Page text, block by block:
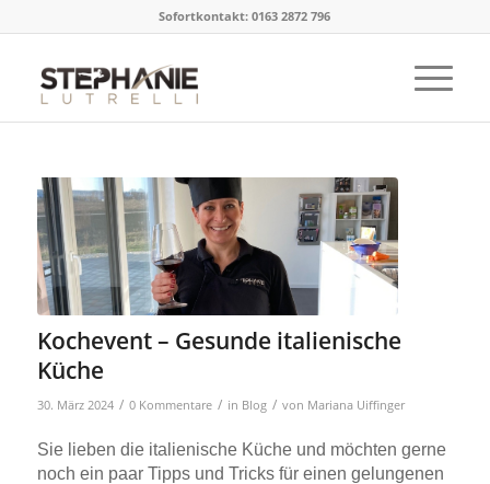
Sofortkontakt: 0163 2872 796
Kochevent – Gesunde italienische
Küche
30. März 2024 / 0 Kommentare / in Blog / von Mariana Uiffinger
Sie lieben die italienische Küche und möchten gerne
noch ein paar Tipps und Tricks für einen gelungenen